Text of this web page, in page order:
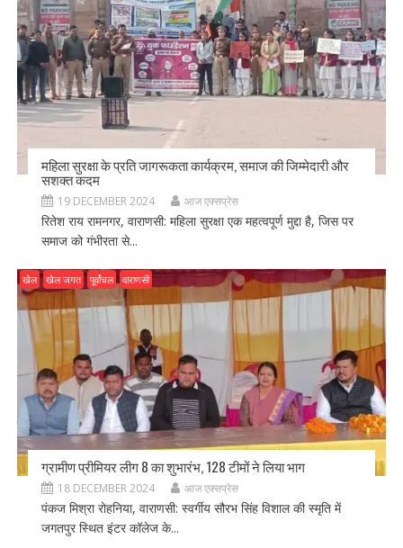
महिला सुरक्षा के प्रति जागरूकता कार्यक्रम, समाज की जिम्मेदारी और
सशक्त कदम
19 DECEMBER 2024 आज एक्सप्रेस
रितेश राय रामनगर, वाराणसी: महिला सुरक्षा एक महत्वपूर्ण मुद्दा है, जिस पर
समाज को गंभीरता से...
खेल खेल जगत पूर्वांचल वाराणसी
ग्रामीण प्रीमियर लीग 8 का शुभारंभ, 128 टीमों ने लिया भाग
18 DECEMBER 2024 आज एक्सप्रेस
पंकज मिश्रा रोहनिया, वाराणसी: स्वर्गीय सौरभ सिंह विशाल की स्मृति में
जगतपुर स्थित इंटर कॉलेज के...